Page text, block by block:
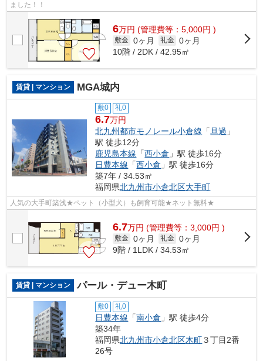
ました！！
6万円 (管理費等：5,000円 )
敷金 0ヶ月 礼金 0ヶ月
10階 / 2DK / 42.95㎡
賃貸 | マンション MGA城内
敷0 礼0
6.7万円
北九州都市モノレール小倉線 「 旦過 」
駅 徒歩12分
鹿児島本線 「西小倉 」駅 徒歩16分
日豊本線 「西小倉 」駅 徒歩16分
築7年 / 34.53㎡
福岡県北九州市小倉北区大手町
人気の大手町築浅★ペット（小型犬）も飼育可能★ネット無料★
6.7万円 (管理費等：3,000円 )
敷金 0ヶ月 礼金 0ヶ月
9階 / 1LDK / 34.53㎡
賃貸 | マンション パール・デュー木町
敷0 礼0
日豊本線 「南小倉 」駅 徒歩4分
築34年
福岡県北九州市小倉北区木町３丁目2番
26号